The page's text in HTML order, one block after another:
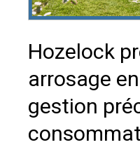
Hozelock
arrosage
gestion